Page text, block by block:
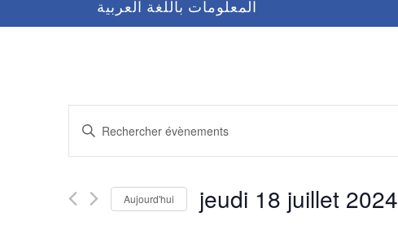
المعلومات باللغة العربية
Recherche
et
de
Saisir
mot-
clé.
Évènements
par
Aujourd'hui jeudi 18 juillet 2024